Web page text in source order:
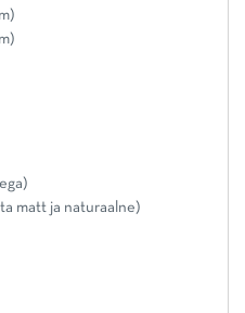
matt ja naturaalne)